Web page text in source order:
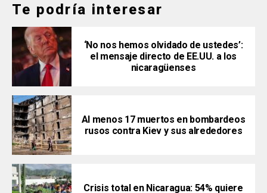
Te podría interesar
‘No nos hemos olvidado de ustedes’:
el mensaje directo de EE.UU. a los
nicaragüenses
Al menos 17 muertos en bombardeos
rusos contra Kiev y sus alrededores
Crisis total en Nicaragua: 54% quiere